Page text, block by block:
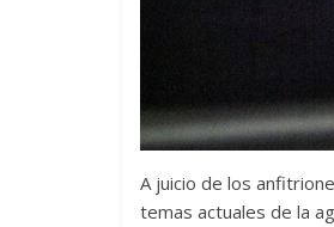
A juicio de los
temas actuales de la